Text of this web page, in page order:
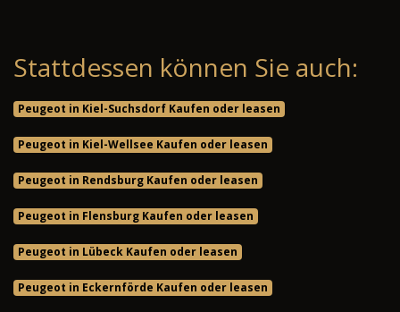
Stattdessen können Sie auch:
Peugeot in Kiel-Suchsdorf Kaufen oder leasen
Peugeot in Kiel-Wellsee Kaufen oder leasen
Peugeot in Rendsburg Kaufen oder leasen
Peugeot in Flensburg Kaufen oder leasen
Peugeot in Lübeck Kaufen oder leasen
Peugeot in Eckernförde Kaufen oder leasen